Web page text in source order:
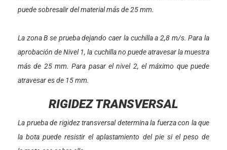
puede sobresalir del material más de 25 mm.
La zona B se prueba dejando caer la cuchilla a 2,8 m/s. Para la
aprobación de Nivel 1, la cuchilla no puede atravesar la muestra
más de 25 mm. Para pasar el nivel 2, el máximo que puede
atravesar es de 15 mm.
RIGIDEZ TRANSVERSAL
La prueba de rigidez transversal determina la fuerza con la que
la bota puede resistir el aplastamiento del pie si el peso de